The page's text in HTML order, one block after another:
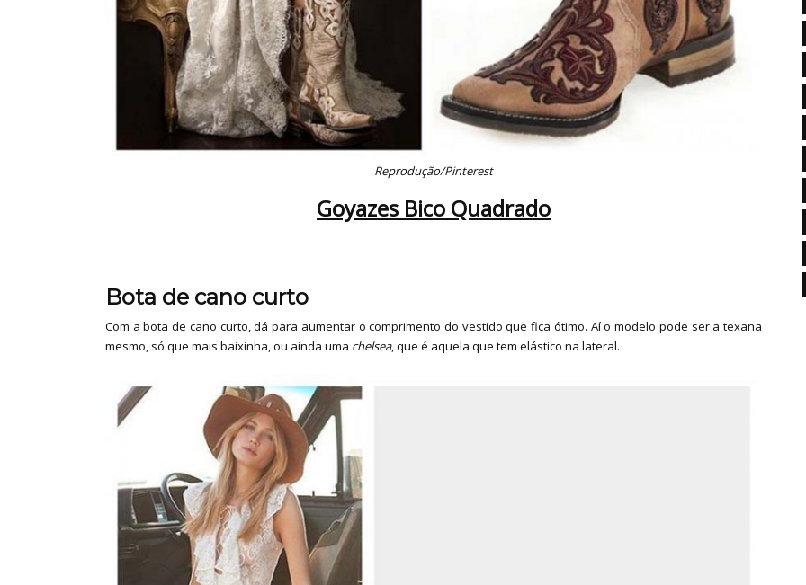
Reprodução/Pinterest
Goyazes Bico Quadrado
Bota de cano curto
Com a bota de cano curto, dá para aumentar o comprimento do vestido que fica ótimo. Aí o modelo pode ser a texana
mesmo, só que mais baixinha, ou ainda uma chelsea, que é aquela que tem elástico na lateral.